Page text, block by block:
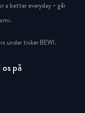
a better everyday – går
under ticker BEWI.
på